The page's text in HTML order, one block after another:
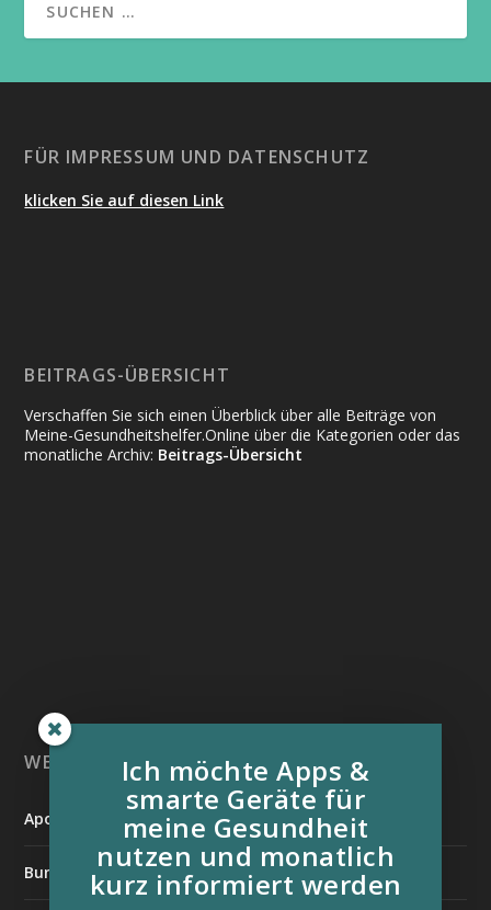
FÜR IMPRESSUM UND DATENSCHUTZ
klicken Sie auf diesen Link
BEITRAGS-ÜBERSICHT
Verschaffen Sie sich einen Überblick über alle Beiträge von
Meine-Gesundheitshelfer.Online über die Kategorien oder das
monatliche Archiv: Beitrags-Übersicht
WEITERE INFORMATIONSQUELLEN:
Apotheken Umschau
Bundesverband der Organtransplantierten e.V.
Ich möchte Apps &
smarte Geräte für
meine Gesundheit
nutzen und monatlich
kurz informiert werden